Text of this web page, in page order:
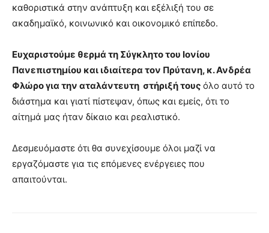
καθοριστικά στην ανάπτυξη και εξέλιξή του σε
ακαδημαϊκό, κοινωνικό και οικονομικό επίπεδο.
Ευχαριστούμε θερμά τη Σύγκλητο του Ιονίου
Πανεπιστημίου και ιδιαίτερα τον Πρύτανη, κ. Ανδρέα
Φλώρο για την αταλάντευτη στήριξή τους όλο αυτό το
διάστημα και γιατί πίστεψαν, όπως και εμείς, ότι το
αίτημά μας ήταν δίκαιο και ρεαλιστικό.
Δεσμευόμαστε ότι θα συνεχίσουμε όλοι μαζί να
εργαζόμαστε για τις επόμενες ενέργειες που
απαιτούνται.